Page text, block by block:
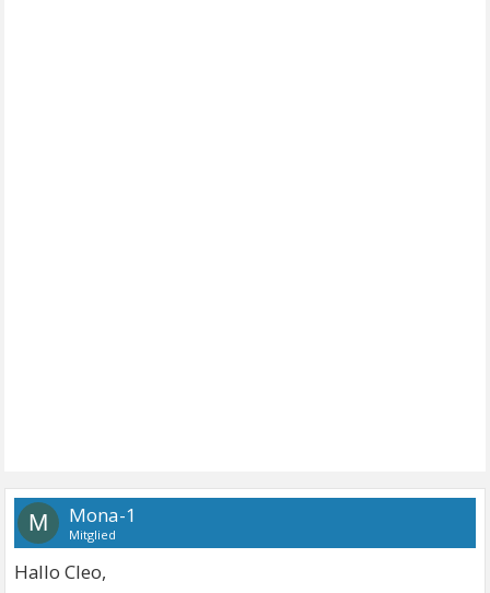
M Mona-1
Mitglied
Hallo Cleo,